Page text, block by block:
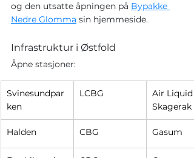
og den utsatte åpningen på Bypakke
Nedre Glomma sin hjemmeside.
Infrastruktur i Østfold
Åpne stasjoner:
Svinesundpar
ken
LCBG
Air Liquid
Skagerak
Halden CBG Gasum